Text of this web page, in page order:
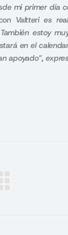
mi primer día
Valtteri es
estoy
en el
apoyado”,